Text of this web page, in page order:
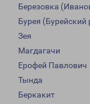
Березовка
Бурея (Бурейский
Зея
Магдагачи
Ерофей Павлович
Тында
Беркакит